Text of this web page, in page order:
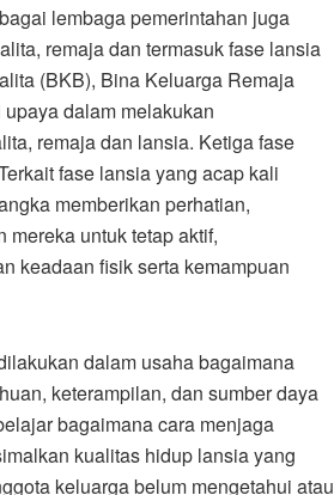
lembaga pemerintahan juga
remaja dan termasuk fase lansia
(BKB), Bina Keluarga Remaja
dalam melakukan
remaja dan lansia. Ketiga fase
fase lansia yang acap kali
memberikan perhatian,
untuk tetap aktif,
keadaan fisik serta kemampuan
dalam usaha bagaimana
keterampilan, dan sumber daya
bagaimana cara menjaga
kualitas hidup lansia yang
keluarga belum mengetahui atau